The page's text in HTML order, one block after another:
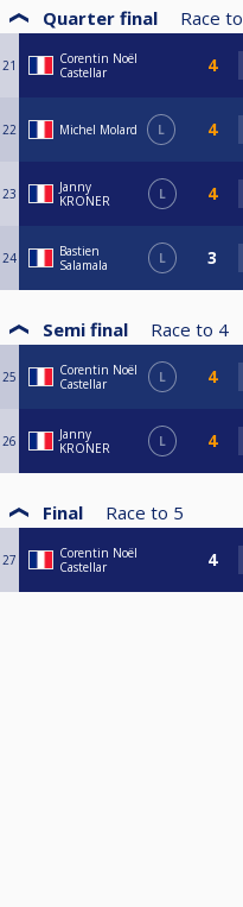
Quarter final Race to
21
Corentin Noël
Castellar
22 Michel Molard L
23
Janny
KRONER
L
24
Bastien
Salamala
L
Semi final Race to 4
25
Corentin Noël
Castellar
L
26
Janny
KRONER
L
Final Race to 5
27
Corentin Noël
Castellar